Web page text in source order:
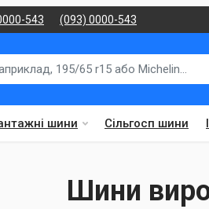
543 (093) 0000-543
шини Сільгосп шини
Шини